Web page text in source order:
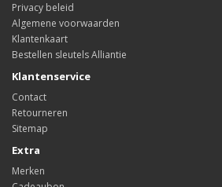
Privacy beleid
Algemene voorwaarden
Klantenkaart
Bestellen sleutels Alliantie
Klantenservice
Contact
Retourneren
Sitemap
Extra
Merken